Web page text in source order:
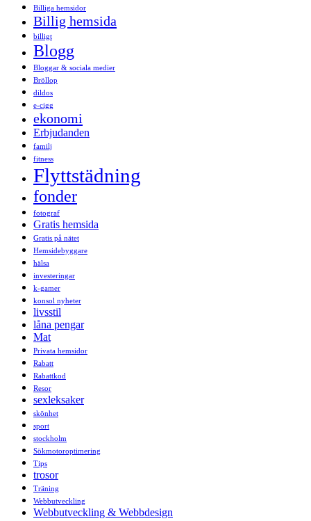
Billiga hemsidor
Billig hemsida
billigt
Blogg
Bloggar & sociala medier
Bröllop
dildos
e-cigg
ekonomi
Erbjudanden
familj
fitness
Flyttstädning
fonder
fotograf
Gratis hemsida
Gratis på nätet
Hemsidebyggare
hälsa
investeringar
k-gamer
konsol nyheter
livsstil
låna pengar
Mat
Privata hemsidor
Rabatt
Rabattkod
Resor
sexleksaker
skönhet
sport
stockholm
Sökmotoroptimering
Tips
trosor
Träning
Webbutveckling
Webbutveckling & Webbdesign